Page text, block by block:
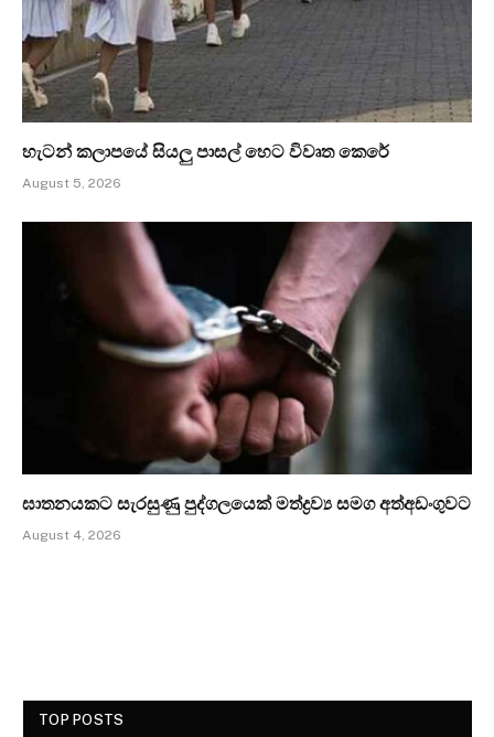
හැටන් කලාපයේ සියලු පාසල් හෙට විවෘත කෙරේ
August 5, 2026
ඝාතනයකට සැරසුණු පුද්ගලයෙක් මත්ද්‍රව්‍ය සමග අත්අඩංගුවට
August 4, 2026
TOP POSTS